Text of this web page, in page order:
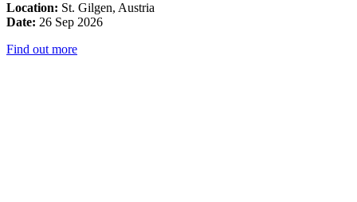
Location: St. Gilgen, Austria
Date: 26 Sep 2026
Find out more